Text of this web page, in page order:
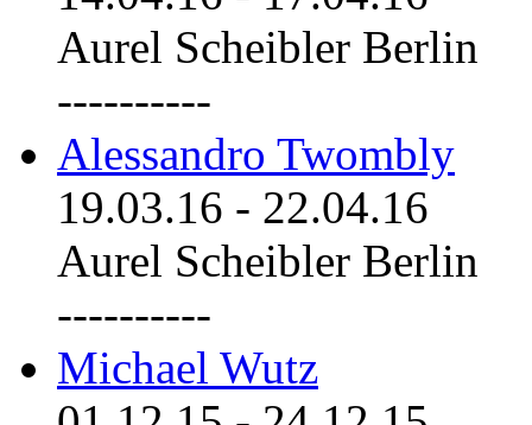
Aurel Scheibler Berlin
----------
Alessandro Twombly
19.03.16 - 22.04.16
Aurel Scheibler Berlin
----------
Michael Wutz